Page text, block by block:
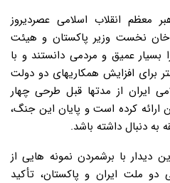
معظم انقلاب اسلامی عصردیروز
خان نخست وزیر پاکستان و هیئت
بسیار عمیق و مردمی دانستند و با
برای افزایش همکاریهای دو دولت
ایران از مدتها قبل طرحی چهار
کرده است و پایان این جنگ،
به دنبال داشته باشد.
دیدار با برشمردن نمونه هایی از
دو ملت ایران و پاکستان، تأکید